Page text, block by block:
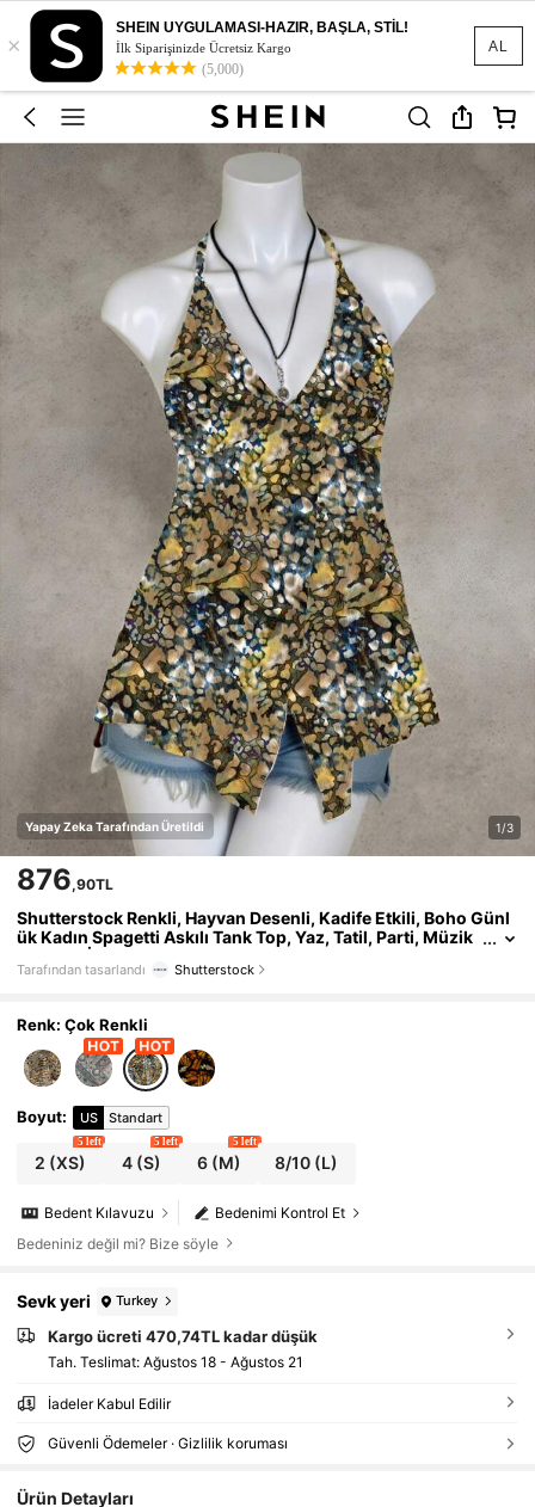
AL
×
SHEIN UYGULAMASI-HAZIR, BAŞLA, STİL!
İlk Siparişinizde Ücretsiz Kargo
(5,000)
Yapay Zeka Tarafından Üretildi 1/3
876,90TL
Shutterstock Renkli, Hayvan Desenli, Kadife Etkili, Boho Günl
ük Kadın Spagetti Askılı Tank Top, Yaz, Tatil, Parti, Müzik
Festivali İçin Uygun
Tarafından tasarlandı Shutterstock
Renk: Çok Renkli
Boyut: US Standart
2 (XS)
5 left
4(S)
5 left
6(M)
5 left
8/10 (L)
Bedenimi Kontrol Et
Bedent Kılavuzu
Bedeniniz değil mi? Bize söyle
Sevk yeri Turkey
Kargo ücreti 470,74TL kadar düşük
Tah. Teslimat: Ağustos 18 - Ağustos 21
İadeler Kabul Edilir
Güvenli Ödemeler · Gizlilik koruması
Ürün Detayları